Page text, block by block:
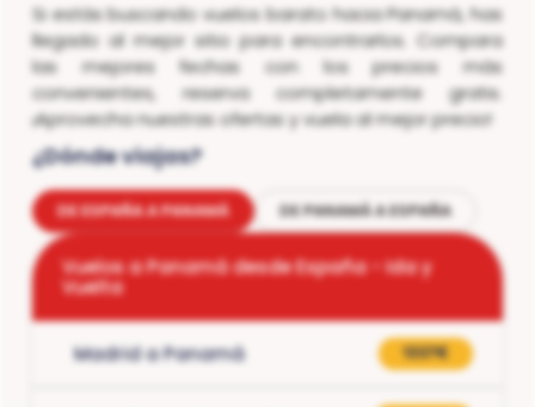
Si estás buscando vuelos barato hacia Panamá, has
llegado al mejor sitio para encontrarlos. Compara
las mejores fechas con los precios más
convenientes, reserva completamente gratis.
¡Aprovecha nuestras ofertas y vuela al mejor precio!
¿Dónde viajas?
DE ESPAÑA A PANAMÁ DE PANAMÁ A ESPAÑA
Vuelos a Panamá desde España - Ida y
Vuelta
Madrid a Panamá 1337€